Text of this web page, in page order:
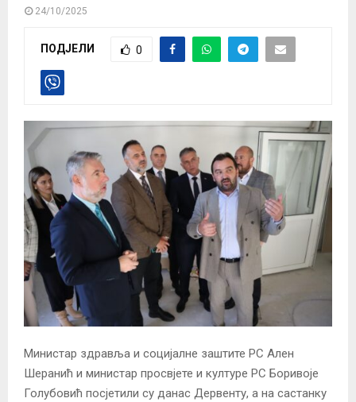
24/10/2025
ПОДЈЕЛИ 0
Министар здравља и социјалне заштите РС Ален
Шеранић и министар просвјете и културе РС Боривоје
Голубовић посјетили су данас Дервенту, а на састанку